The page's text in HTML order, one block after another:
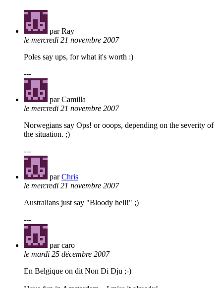
par Ray
le mercredi 21 novembre 2007
Poles say ups, for what it's worth :)
---
par Camilla
le mercredi 21 novembre 2007
Norwegians say Ops! or ooops, depending on the severity of
the situation. ;)
---
parChris
le mercredi 21 novembre 2007
Australians just say "Bloody hell!" ;)
---
par caro
le mardi 25 décembre 2007
En Belgique on dit Non Di Dju ;-)